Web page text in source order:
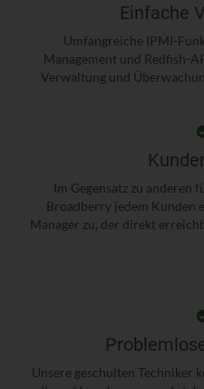
Einfache
Umfangreiche IPMI-
Management und Redfish-
Verwaltung und
Im Gegensatz zu anderen
Broadberry jedem Kunden
Manager zu, der direkt
Unsere geschulten Techniker